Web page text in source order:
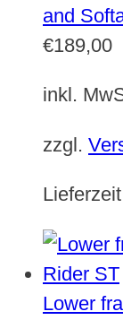
and
€189,00
inkl.
zzgl.
Lower